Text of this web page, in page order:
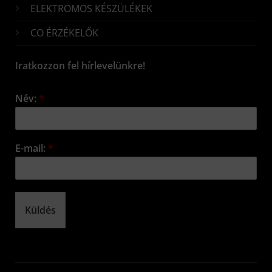
ELEKTROMOS KÉSZÜLÉKEK
CO ÉRZÉKELŐK
Iratkozzon fel hírlevelünkre!
Név: *
E-mail: *
Küldés